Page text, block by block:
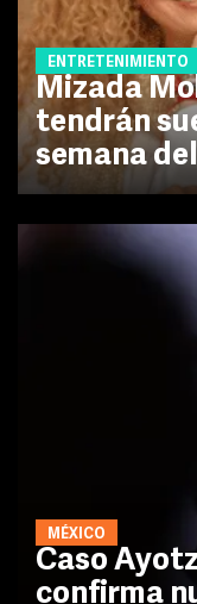
ENTRETENIMIENTO
Mizada
tendrán
semana
MÉXICO
Caso
confirma